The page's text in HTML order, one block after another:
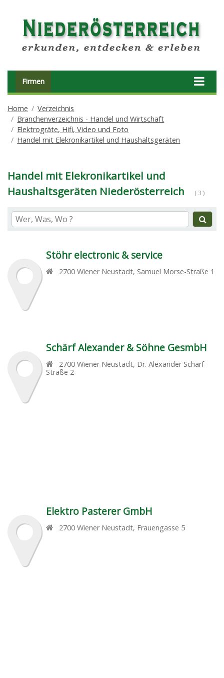
Firmen
Home
Verzeichnis
Branchenverzeichnis - Handel und Wirtschaft
Elektrogräte, Hifi, Video und Foto
Handel mit Elekronikartikel und Haushaltsgeräten
Handel mit Elekronikartikel und
Haushaltsgeräten Niederösterreich
( 3 )
Stöhr electronic & service
2700 Wiener Neustadt, Samuel Morse-Straße 1
Schärf Alexander & Söhne GesmbH
2700 Wiener Neustadt, Dr. Alexander Schärf-
Straße 2
Elektro Pasterer GmbH
2700 Wiener Neustadt, Frauengasse 5